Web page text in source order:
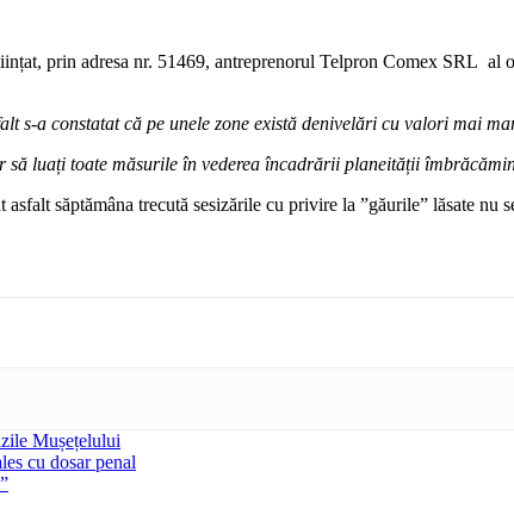
prin adresa nr. 51469, antreprenorul Telpron Comex SRL
a constatat că pe unele zone există denivelări cu valori mai
luați toate măsurile în vederea încadrării planeității
săptămâna trecută sesizările cu privire la ”găurile” lăsate
Mușețelului
cu dosar penal